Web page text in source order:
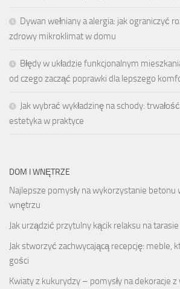
Dywan wełniany a alergia: jak ograniczyć
zdrowy mikroklimat w domu
Błędy w układzie funkcjonalnym
od czego zacząć poprawki dla lepszego
Jak wybrać wykładzinę na schody:
estetyka w praktyce
DOM I WNĘTRZE
Najlepsze pomysły na wykorzystanie betonu
wnętrzu
Jak urządzić przytulny kącik relaksu na tarasie
Jak stworzyć zachwycającą recepcję: meble,
gości
Kwiaty z kukurydzy – pomysły na dekoracje